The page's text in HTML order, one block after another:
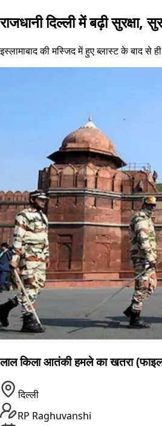
राजधानी दिल्ली में बढ़ी सुरक्षा,
इस्लामाबाद की मस्जिद में हुए ब्लास्ट के बाद
लाल किला आतंकी हमले का खतरा
दिल्ली
RP Raghuvanshi